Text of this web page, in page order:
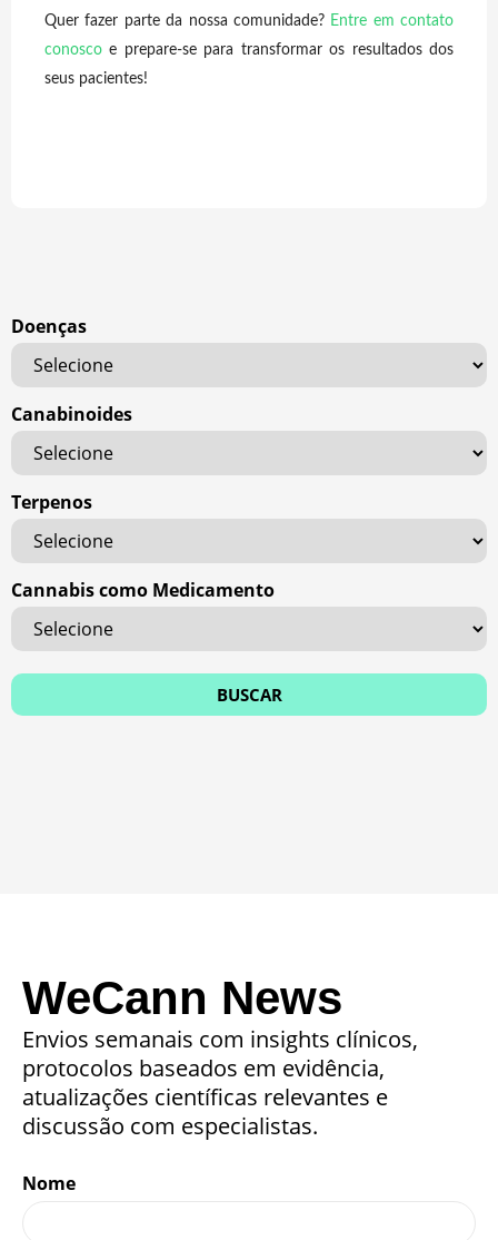
Quer fazer parte da nossa comunidade? Entre em contato
conosco e prepare-se para transformar os resultados dos
seus pacientes!
Doenças
Canabinoides
Terpenos
Cannabis como Medicamento
WeCann News
Envios semanais com insights clínicos,
protocolos baseados em evidência,
atualizações científicas relevantes e
discussão com especialistas.
Nome